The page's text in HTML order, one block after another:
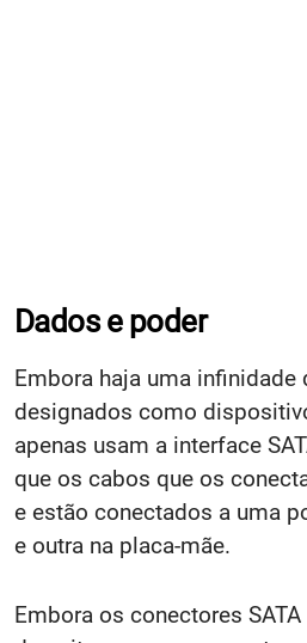
Dados e poder
Embora haja uma infinidade
designados como
apenas usam a interface
que os cabos que os
e estão conectados a uma
e outra na placa-mãe.
Embora os conectores